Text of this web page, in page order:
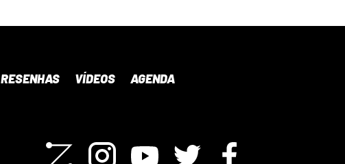
RESENHAS VÍDEOS AGENDA